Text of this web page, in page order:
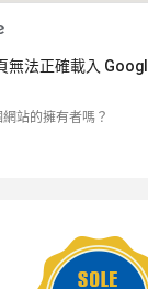
無法正確載入
站的擁有者嗎？